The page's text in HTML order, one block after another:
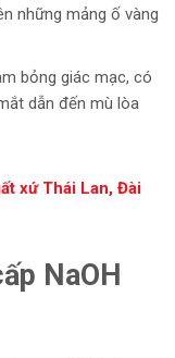
những mảng ố vàng
bỏng giác mạc, có
dẫn đến mù lòa
xứ Thái Lan, Đài
NaOH